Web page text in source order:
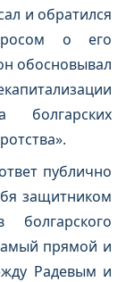
и обратился
о его
обосновывал
болгарских
публично
защитником
прямой и
Радевым и